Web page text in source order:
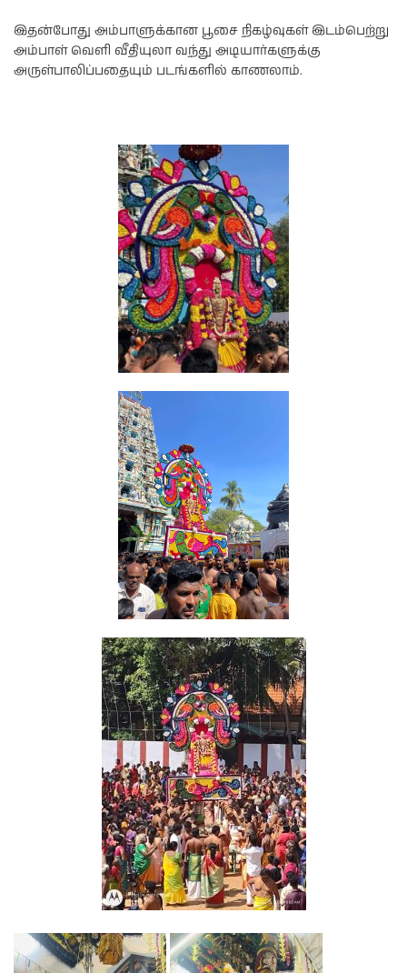
இதன்போது அம்பாளுக்கான பூசை நிகழ்வுகள் இடம்பெற்று
அம்பாள் வெளி வீதியுலா வந்து அடியார்களுக்கு
அருள்பாலிப்பதையும் படங்களில் காணலாம்.